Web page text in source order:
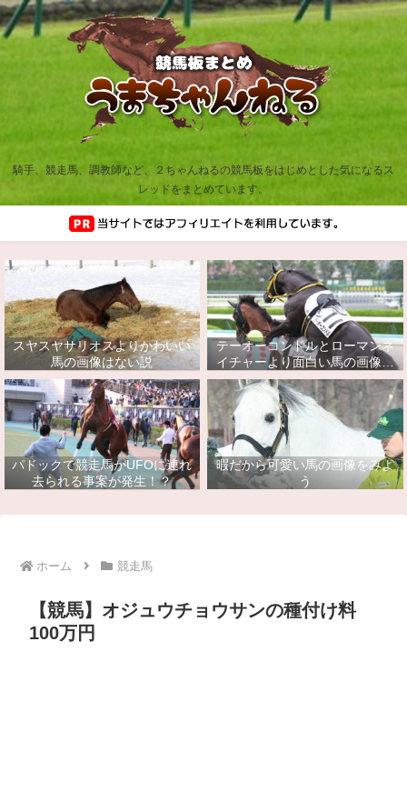
騎手、競走馬、調教師など、２ちゃんねるの競馬板をはじめとした気になるス
レッドをまとめています。
スヤスヤサリオスよりかわいい
馬の画像はない説
テーオーコンドルとローマンネ
イチャーより面白い馬の画像っ
てあるの？
パドックで競走馬がUFOに連れ
去られる事案が発生！？
暇だから可愛い馬の画像をみよ
う
ホーム 競走馬
【競馬】オジュウチョウサンの種付け料
100万円